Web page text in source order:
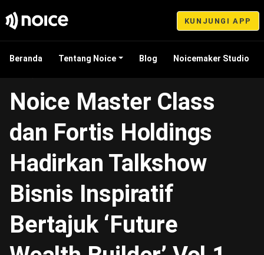
KUNJUNGI APP
Beranda Tentang Noice Blog Noicemaker Studio
Noice Master Class
dan Fortis Holdings
Hadirkan Talkshow
Bisnis Inspiratif
Bertajuk ‘Future